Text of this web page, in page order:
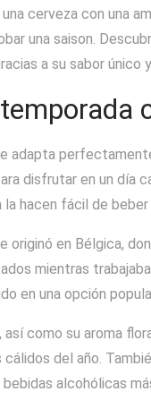
cerveza con una
una saison.
a su sabor único
adapta
disfrutar en un día
hacen fácil de
originó en Bélgica,
mientras
en una opción
como su aroma
del año.
alcohólicas